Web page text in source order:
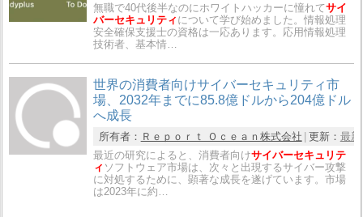
無職で40代後半なのにホワイトハッカーに憧れてサイ
バーセキュリティ について学び始めました。情報処理
安全確保支援士の資格は一応あります。応用情報処理
技術者、基本情…
世界の消費者向けサイバーセキュリティ市
場、2032年までに85.8億ドルから204億ドル
へ成長
所有者： Ｒｅｐｏｒｔ Ｏｃｅａｎ株式会社 更新： 最新
最近の研究によると、消費者向けサイバーセキュリテ
ィ ソフトウェア市場は、次々と出現するサイバー攻撃
に対処するために、顕著な成長を遂げています。市場
は2023年に約…